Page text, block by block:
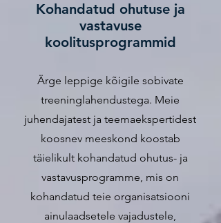
Kohandatud ohutuse ja
vastavuse
koolitusprogrammid
Ärge leppige kõigile sobivate
treeninglahendustega. Meie
juhendajatest ja teemaekspertidest
koosnev meeskond koostab
täielikult kohandatud ohutus- ja
vastavusprogramme, mis on
kohandatud teie organisatsiooni
ainulaadsetele vajadustele,